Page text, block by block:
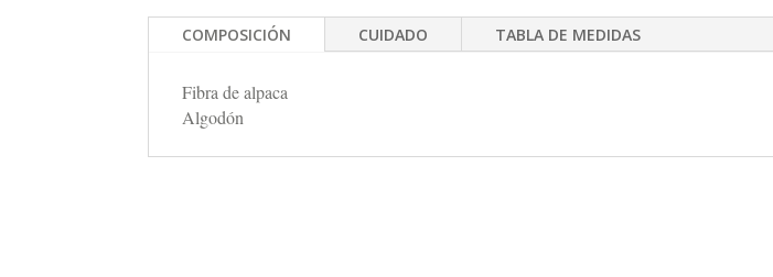
COMPOSICIÓN CUIDADO TABLA DE MEDIDAS
Fibra de alpaca
Algodón